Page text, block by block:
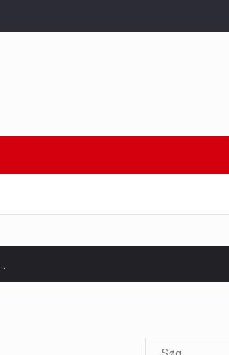
en afgørende rolle i at opretholde…